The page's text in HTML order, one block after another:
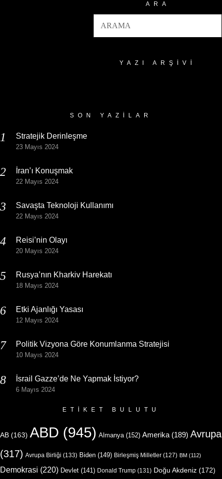
ARA
YAZI ARŞIVI
SON YAZILAR
Stratejik Derinleşme
23 Mayıs 2024
İran’ı Konuşmak
22 Mayıs 2024
Savaşta Teknoloji Kullanımı
22 Mayıs 2024
Reisi’nin Olayı
20 Mayıs 2024
Rusya’nın Kharkiv Harekatı
18 Mayıs 2024
Etki Ajanlığı Yasası
12 Mayıs 2024
Politik Vizyona Göre Konumlanma Stratejisi
10 Mayıs 2024
İsrail Gazze’de Ne Yapmak İstiyor?
6 Mayıs 2024
ETIKET BULUTU
AB (163) ABD (945) Almanya(152) Amerika (189) Avrupa
(317) Avrupa Birliği (133) Biden (149) Birleşmiş Milletler (127) BM (112)
Demokrasi (220) Devlet (141) Donald Trump (131) Doğu Akdeniz (172)